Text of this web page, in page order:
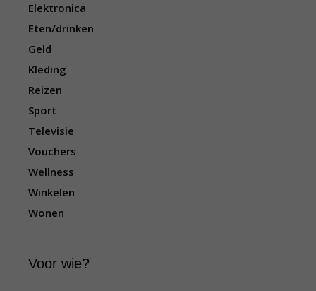
Elektronica
Eten/drinken
Geld
Kleding
Reizen
Sport
Televisie
Vouchers
Wellness
Winkelen
Wonen
Voor wie?